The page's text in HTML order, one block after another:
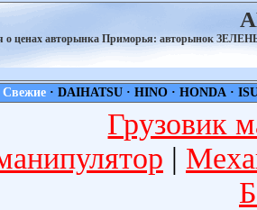
о ценах авторынка Приморья: авторынок
Свежие ·DAIHATSU ·HINO ·HONDA ·
Грузовик
|